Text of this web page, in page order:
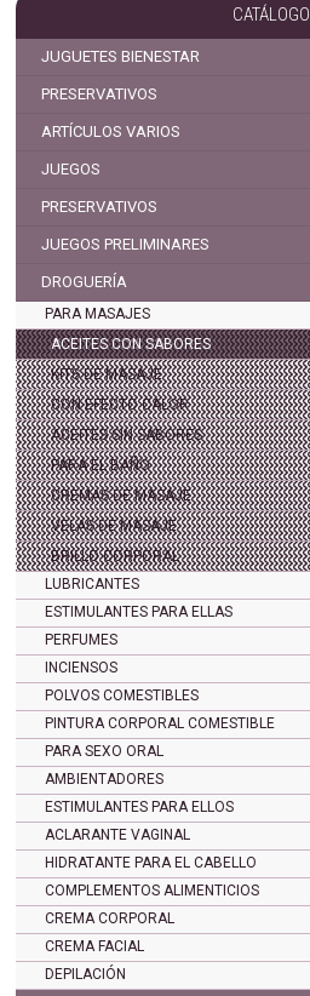
CATÁLOGO
JUGUETES BIENESTAR
PRESERVATIVOS
ARTÍCULOS VARIOS
JUEGOS
PRESERVATIVOS
JUEGOS PRELIMINARES
DROGUERÍA
PARA MASAJES
ACEITES CON SABORES
KITS DE MASAJE
CON EFECTO CALOR
ACEITES SIN SABORES
PARA EL BAÑO
CREMAS DE MASAJE
VELAS DE MASAJE
BRILLO CORPORAL
LUBRICANTES
ESTIMULANTES PARA ELLAS
PERFUMES
INCIENSOS
POLVOS COMESTIBLES
PINTURA CORPORAL COMESTIBLE
PARA SEXO ORAL
AMBIENTADORES
ESTIMULANTES PARA ELLOS
ACLARANTE VAGINAL
HIDRATANTE PARA EL CABELLO
COMPLEMENTOS ALIMENTICIOS
CREMA CORPORAL
CREMA FACIAL
DEPILACIÓN